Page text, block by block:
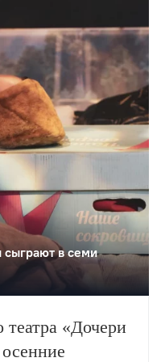
будет
в семи
театра «Дочери